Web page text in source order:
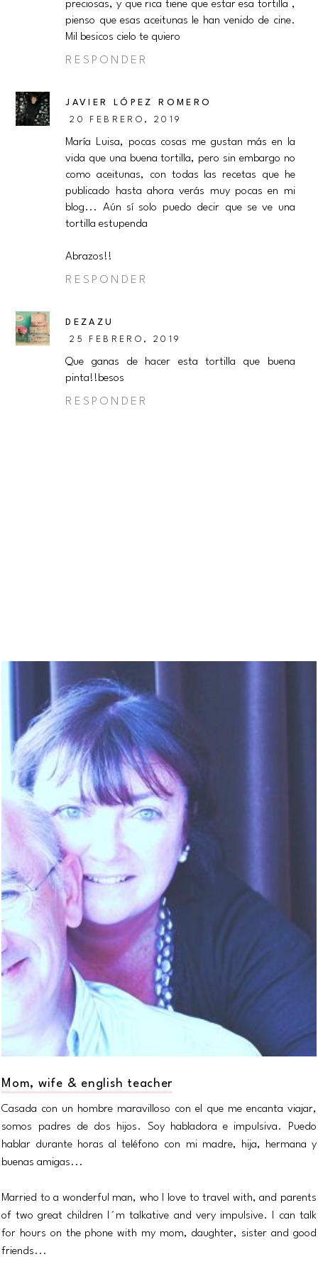
preciosas, y que rica tiene que estar esa tortilla ,
pienso que esas aceitunas le han venido de cine.
Mil besicos cielo te quiero
RESPONDER
JAVIER LÓPEZ ROMERO
20 FEBRERO, 2019
María Luisa, pocas cosas me gustan más en la
vida que una buena tortilla, pero sin embargo no
como aceitunas, con todas las recetas que he
publicado hasta ahora verás muy pocas en mi
blog... Aún sí solo puedo decir que se ve una
tortilla estupenda
Abrazos!!
RESPONDER
DEZAZU
25 FEBRERO, 2019
Que ganas de hacer esta tortilla que buena
pinta!!besos
RESPONDER
Mom, wife & english teacher
Casada con un hombre maravilloso con el que me encanta viajar,
somos padres de dos hijos. Soy habladora e impulsiva. Puedo
hablar durante horas al teléfono con mi madre, hija, hermana y
buenas amigas...
Married to a wonderful man, who I love to travel with, and parents
of two great children I´m talkative and very impulsive. I can talk
for hours on the phone with my mom, daughter, sister and good
friends...